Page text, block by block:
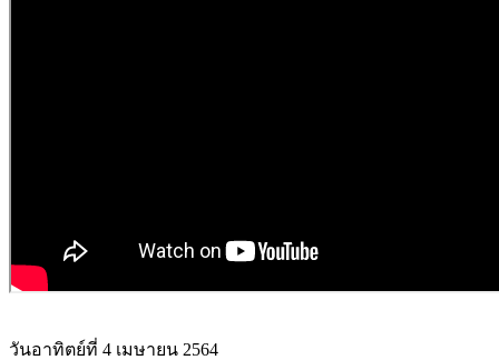
วันอาทิตย์ที่ 4 เมษายน 2564